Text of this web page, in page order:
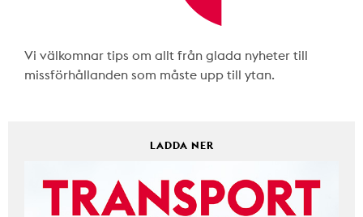
Vi välkomnar tips om allt från glada nyheter till
missförhållanden som måste upp till ytan.
LADDA NER